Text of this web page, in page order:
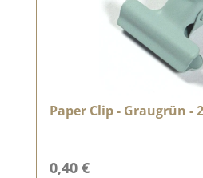
Paper Clip - Graugrün -
Regulärer Preis:
0,40 €